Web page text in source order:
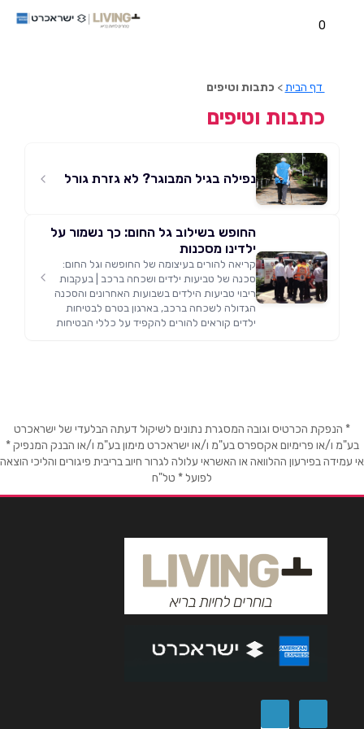
0
דף הבית> כתבות וטיפים
כתבות וטיפים
נפילה בגיל המבוגר? לא גזרת גורל
החופש בשילוב גל החום: כך נשמור על
ילדינו מסכנות
קריאה להורים בעיצומה של החופשה וגל החום:
סכנה של טביעות ילדים ושכחה ברכב | בעקבות
ריבוי טביעות הילדים בשבועות האחרונים והסכנה
הגדולה לשכחה ברכב, בארגון בטרם לבטיחות
ילדים קוראים להורים להקפיד על כללי הבטיחות
* הנפקת הכרטיס וגובה המסגרת נתונים לשיקול דעתה הבלעדי של ישראכרט
בע"מ ו/או פרימיום אקספרס בע"מ ו/או ישראכרט מימון בע"מ ו/או הבנק המנפיק *
אי עמידה בפירעון ההלוואה או האשראי עלולה לגרור חיוב בריבית פיגורים והליכי הוצאה
לפועל * טל"ח